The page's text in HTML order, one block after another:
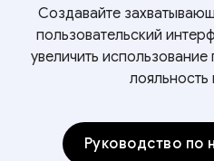
Создавайте
пользовательский
увеличить
лояльность
Руководство по